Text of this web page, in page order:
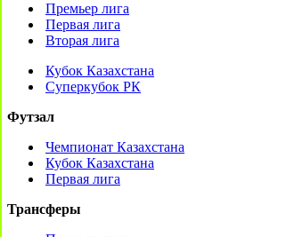
Премьер лига
Первая лига
Вторая лига
Кубок Казахстана
Суперкубок РК
Футзал
Чемпионат Казахстана
Кубок Казахстана
Первая лига
Трансферы